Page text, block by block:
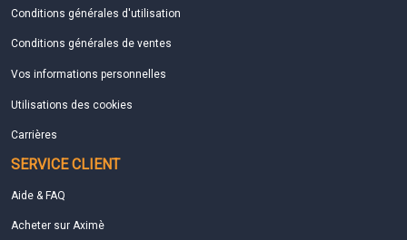
Conditions générales d'utilisation
Conditions générales de ventes
Vos informations personnelles
Utilisations des cookies
Carrières
SERVICE CLIENT
Aide & FAQ
Acheter sur Aximè